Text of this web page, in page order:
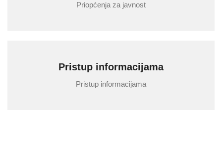
Priopćenja za javnost
Pristup informacijama
Pristup informacijama